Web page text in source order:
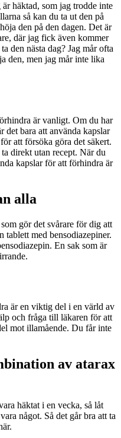
häktad, som jag trodde inte
så kan du ta ut den på
den på den dagen. Det är
där jag fick även kommer
den nästa dag? Jag mår ofta
den, men jag mår inte lika
är vanligt. Om du har
det bara att använda kapslar
att försöka göra det säkert.
direkt utan recept. När du
kapslar för att förhindra är
alla
gör det svårare för dig att
tablett med bensodiazepiner.
En sak som är
är en viktig del i en värld av
och fråga till läkaren för att
mot illamående. Du får inte
av atarax
häktat i en vecka, så låt
något. Så det går bra att ta